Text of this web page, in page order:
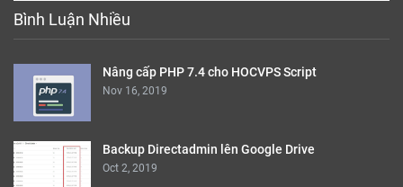
Bình Luận Nhiều
Nâng cấp PHP 7.4 cho HOCVPS Script
Nov 16, 2019
Backup Directadmin lên Google Drive
Oct 2, 2019